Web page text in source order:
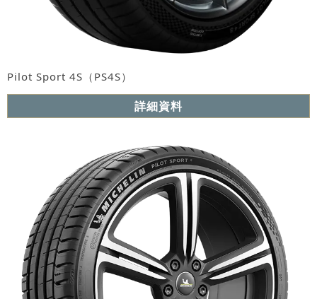
Pilot Sport 4S（PS4S）
詳細資料